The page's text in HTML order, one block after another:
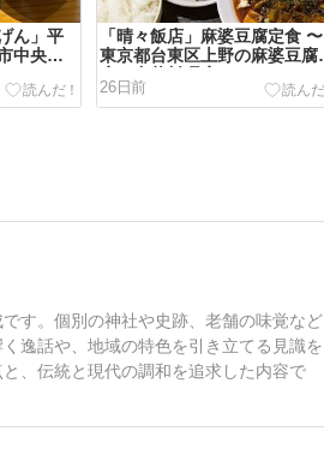
ん」平
中央区
「晴々飯店」麻婆豆腐定食 〜
東京都台東区上野の麻婆豆腐
店・中華料理店
26日前
す。個別の神社や史跡、老舗の味覚など
逸話や、地域の特色を引き立てる見識を
、伝統と現代の調和を追求した内容で